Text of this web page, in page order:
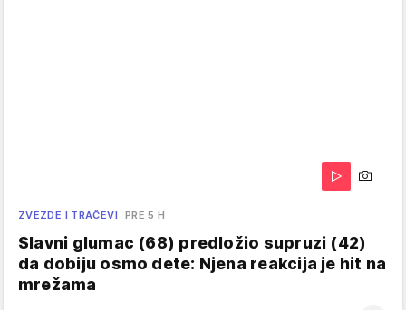
ZVEZDE I TRAČEVI PRE 5 H
Slavni glumac (68) predložio supruzi (42)
da dobiju osmo dete: Njena reakcija je hit na
mrežama